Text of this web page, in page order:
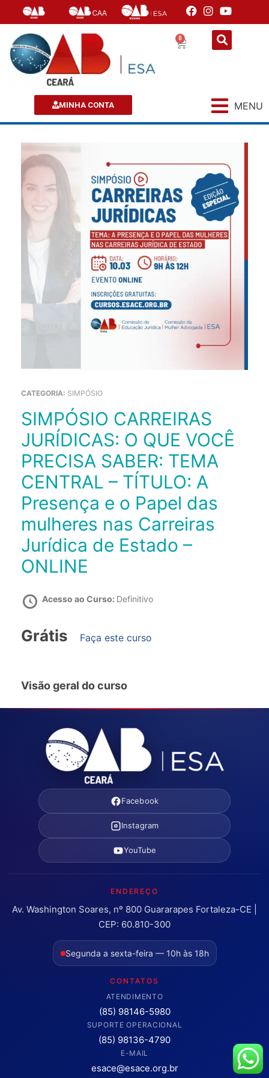
0
MINHA CONTA MENU
CATEGORIA: SIMPÓSIO
SIMPÓSIO CARREIRAS
JURÍDICAS: O QUE VOCÊ
PRECISA SABER: TEMA
CENTRAL – TÍTULO: A
Presença e o Papel das
mulheres nas Carreiras
Jurídica de Estado –
ONLINE
Acesso ao Curso: Definitivo
Grátis Faça este curso
Visão geral do curso
Facebook
Instagram
YouTube
ENDEREÇO
Av. Washington Soares, nº 800 Guararapes Fortaleza-CE |
CEP: 60.810-300
Segunda a sexta-feira — 10h às 18h
CONTATOS
ATENDIMENTO
(85) 98146-5980
SUPORTE OPERACIONAL
(85) 98136-4790
E-MAIL
esace@esace.org.br